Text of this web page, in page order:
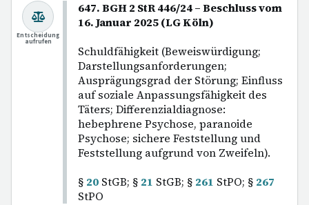
647. BGH 2 StR 446/24 – Beschluss vom
16. Januar 2025 (LG Köln)
Schuldfähigkeit (Beweiswürdigung;
Darstellungsanforderungen;
Ausprägungsgrad der Störung; Einfluss
auf soziale Anpassungsfähigkeit des
Täters; Differenzialdiagnose:
hebephrene Psychose, paranoide
Psychose; sichere Feststellung und
Feststellung aufgrund von Zweifeln).
§ 20 StGB; § 21 StGB; § 261 StPO; § 267
StPO
Entscheidung
aufrufen